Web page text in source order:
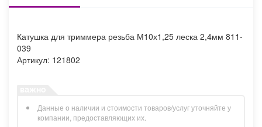
Катушка для триммера резьба М10х1,25 леска 2,4мм 811-
039
Артикул: 121802
Данные о наличии и стоимости товаров/услуг уточняйте у
компании, предоставляющих их.